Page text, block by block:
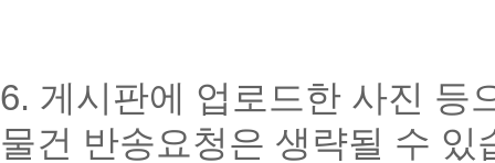
6. 게시판에 업로드한 사진 등
물건 반송요청은 생략될 수 있